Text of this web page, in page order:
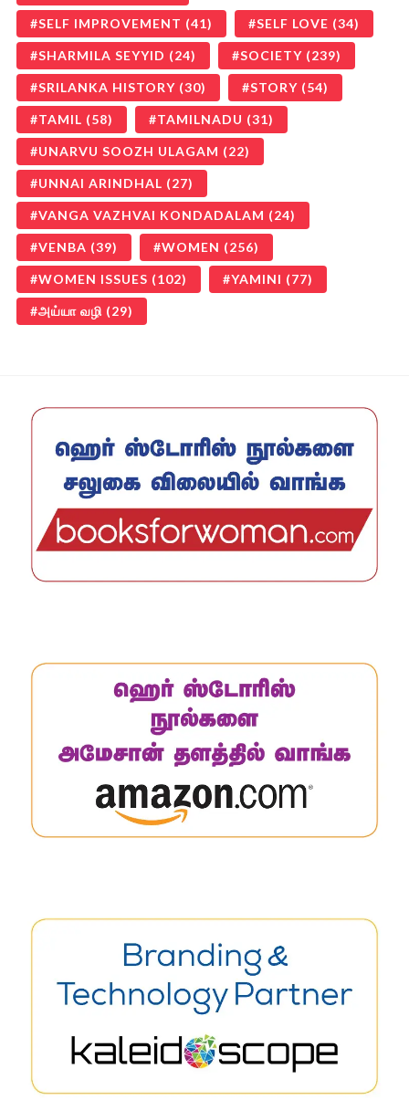
SELF IMPROVEMENT (41) SELF LOVE (34)
SHARMILA SEYYID (24) SOCIETY (239)
SRILANKA HISTORY (30) STORY (54)
TAMIL (58) TAMILNADU (31)
UNARVU SOOZH ULAGAM (22)
UNNAI ARINDHAL (27)
VANGA VAZHVAI KONDADALAM (24)
VENBA (39) WOMEN (256)
WOMEN ISSUES (102) YAMINI (77)
அய்யா வழி (29)